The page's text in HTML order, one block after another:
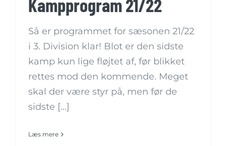
Kampprogram 21/22
Så er programmet for sæsonen 21/22
i 3. Division klar! Blot er den sidste
kamp kun lige fløjtet af, før blikket
rettes mod den kommende. Meget
skal der være styr på, men før de
sidste [...]
Læs mere